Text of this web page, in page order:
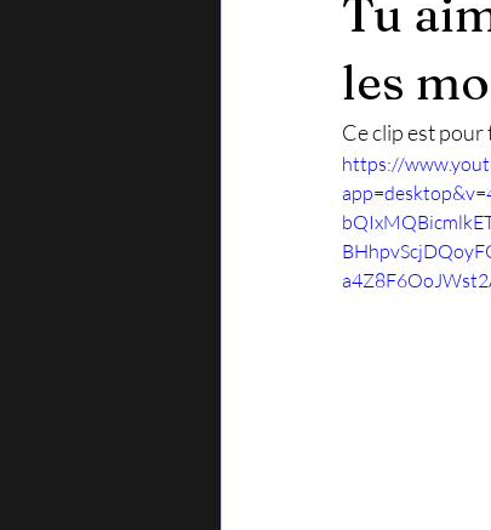
Tu
les
Ce clip est pour
https://